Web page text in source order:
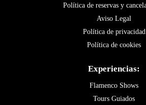
Política de reservas y
Aviso Legal
Política de privacidad
Política de cookies
Experiencias:
Flamenco Shows
Tours Guiados